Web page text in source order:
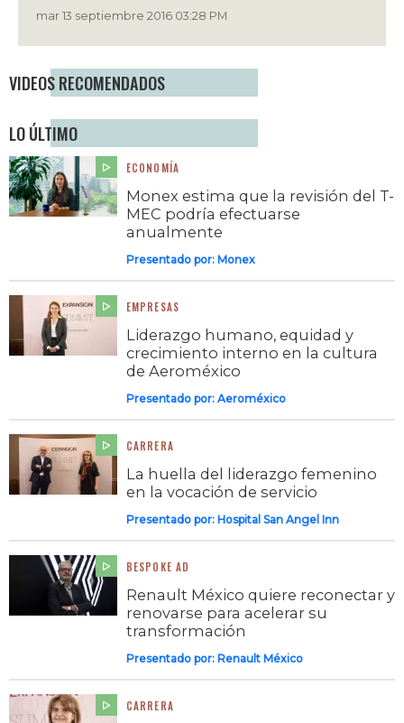
mar 13 septiembre 2016 03:28 PM
VIDEOS RECOMENDADOS
LO ÚLTIMO
ECONOMÍA
Monex estima que la revisión del T-
MEC podría efectuarse
anualmente
Presentado por: Monex
EMPRESAS
Liderazgo humano, equidad y
crecimiento interno en la cultura
de Aeroméxico
Presentado por: Aeroméxico
CARRERA
La huella del liderazgo femenino
en la vocación de servicio
Presentado por: Hospital San Angel Inn
BESPOKE AD
Renault México quiere reconectar y
renovarse para acelerar su
transformación
Presentado por: Renault México
CARRERA